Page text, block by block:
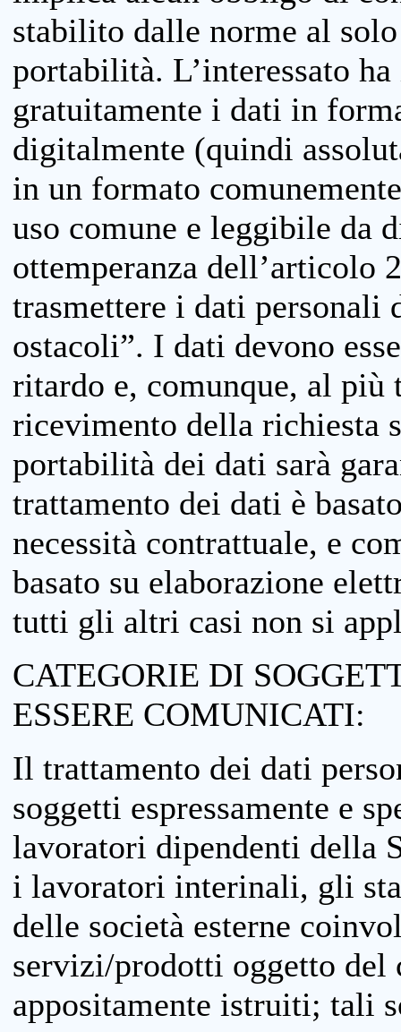
stabilito dalle norme al
portabilità. L’interessato
gratuitamente i dati in
digitalmente (quindi
in un formato
uso comune e leggibile da
ottemperanza dell’articolo
trasmettere i dati personali
ostacoli”. I dati devono
ritardo e, comunque, al più
ricevimento della richiesta
portabilità dei dati sarà
trattamento dei dati è
necessità contrattuale, e
basato su elaborazione
tutti gli altri casi non si
CATEGORIE DI
ESSERE COMUNICATI:
Il trattamento dei dati
soggetti espressamente e
lavoratori dipendenti della
i lavoratori interinali, gli
delle società esterne
servizi/prodotti oggetto
appositamente istruiti; tali